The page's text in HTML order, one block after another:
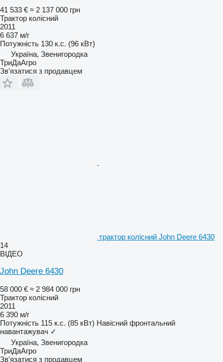
41 533 € ≈ 2 137 000 грн
Трактор колісний
2011
6 637 м/г
Потужність 130 к.с. (96 кВт)
Україна, Звенигородка
ТриДаАгро
Зв'язатися з продавцем
трактор колісний John Deere 6430
14
ВІДЕО
John Deere 6430
58 000 € ≈ 2 984 000 грн
Трактор колісний
2011
6 390 м/г
Потужність 115 к.с. (85 кВт) Навісний фронтальний
навантажувач ✓
Україна, Звенигородка
ТриДаАгро
Зв'язатися з продавцем